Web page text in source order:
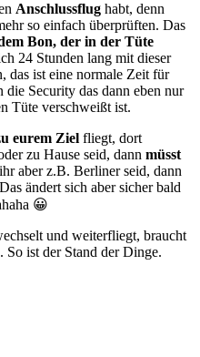
Anschlussflug habt, denn
so einfach überprüften. Das
Bon, der in der Tüte
24 Stunden lang mit dieser
das ist eine normale Zeit für
Security das dann eben nur
Tüte verschweißt ist.
eurem Ziel fliegt, dort
zu Hause seid, dann müsst
aber z.B. Berliner seid, dann
ändert sich aber sicher bald
😀
und weiterfliegt, braucht
ist der Stand der Dinge.